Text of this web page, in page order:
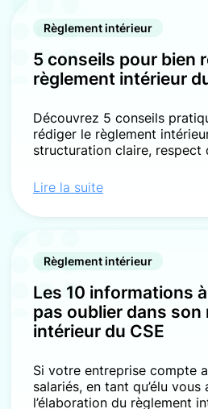
Règlement intérieur
5 conseils pour bien
règlement intérieur
Découvrez 5 conseils
rédiger le règlement
structuration claire, respect
Lire la suite
Règlement intérieur
Les 10 informations
pas oublier dans son
intérieur du CSE
Si votre entreprise compte
salariés, en tant qu’élu
l’élaboration du règlement